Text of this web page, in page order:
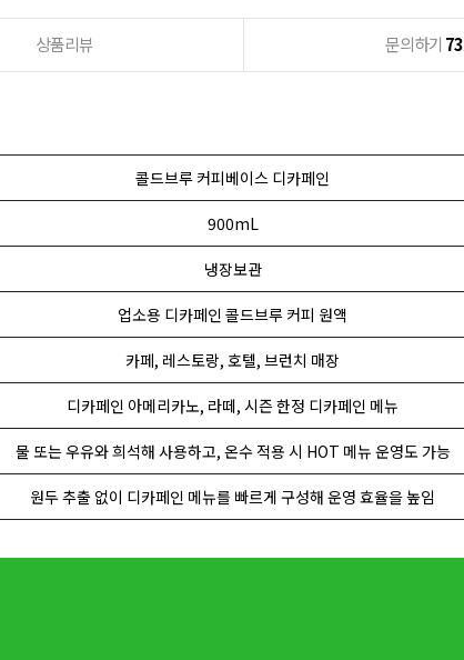
상품리뷰 문의하기 73
콜드브루 커피베이스 디카페인
900mL
냉장보관
업소용 디카페인 콜드브루 커피 원액
카페, 레스토랑, 호텔, 브런치 매장
디카페인 아메리카노, 라떼, 시즌 한정 디카페인 메뉴
물 또는 우유와 희석해 사용하고, 온수 적용 시 HOT 메뉴 운영도 가능
원두 추출 없이 디카페인 메뉴를 빠르게 구성해 운영 효율을 높임